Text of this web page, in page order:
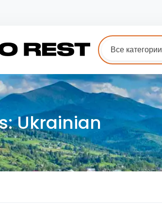
Все категории
Ukrainian